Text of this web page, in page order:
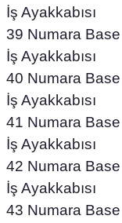
İş Ayakkabısı
39 Numara
İş Ayakkabısı
40 Numara
İş Ayakkabısı
41 Numara
İş Ayakkabısı
42 Numara
İş Ayakkabısı
43 Numara